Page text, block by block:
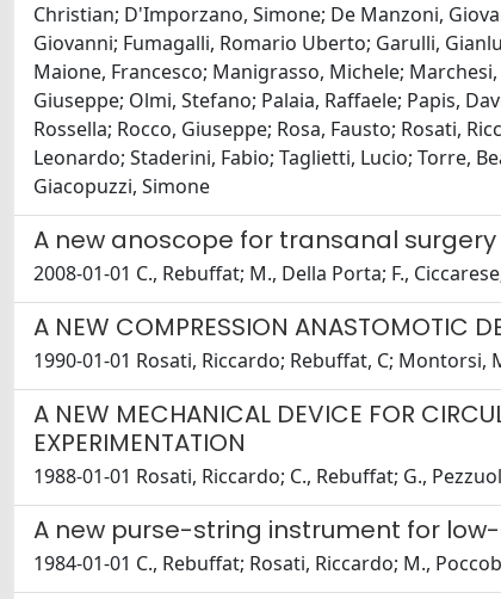
Christian; D'Imporzano, Simone; De Manzoni,
Giovanni; Fumagalli, Romario Uberto; Garulli,
Maione, Francesco; Manigrasso, Michele;
Giuseppe; Olmi, Stefano; Palaia, Raffaele; Papis,
Rossella; Rocco, Giuseppe; Rosa, Fausto; Rosati,
Leonardo; Staderini, Fabio; Taglietti, Lucio; Torre,
Giacopuzzi, Simone
A new anoscope for transanal surgery
2008-01-01 C., Rebuffat; M., Della Porta; F.,
A NEW COMPRESSION ANASTOMOTIC
1990-01-01 Rosati, Riccardo; Rebuffat, C; Montorsi,
A NEW MECHANICAL DEVICE FOR
EXPERIMENTATION
1988-01-01 Rosati, Riccardo; C., Rebuffat; G.,
A new purse-string instrument for
1984-01-01 C., Rebuffat; Rosati, Riccardo; M.,